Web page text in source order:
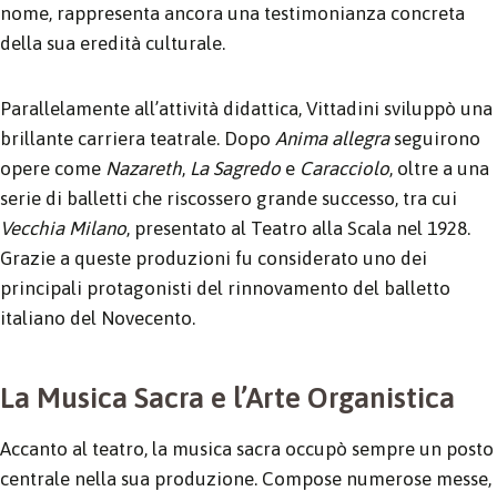
nome, rappresenta ancora una testimonianza concreta
della sua eredità culturale.
Parallelamente all’attività didattica, Vittadini sviluppò una
brillante carriera teatrale. Dopo Anima allegraseguirono
opere come Nazareth, La Sagredo e Caracciolo, oltre a una
serie di balletti che riscossero grande successo, tra cui
Vecchia Milano, presentato al Teatro alla Scala nel 1928.
Grazie a queste produzioni fu considerato uno dei
principali protagonisti del rinnovamento del balletto
italiano del Novecento.
La Musica Sacra e l’Arte Organistica
Accanto al teatro, la musica sacra occupò sempre un posto
centrale nella sua produzione. Compose numerose messe,